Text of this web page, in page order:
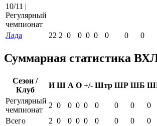
10/11 |
Регулярный
чемпионат
Лада
22 2 0 0 0 0 0 0 0
Суммарная статистика
Сезон /
Клуб
И Ш А О +/- Штр ШР ШБ
Регулярный
чемпионат
2 0 0 0 0 0 0 0 0
Всего
2 0 0 0 0 0 0 0 0